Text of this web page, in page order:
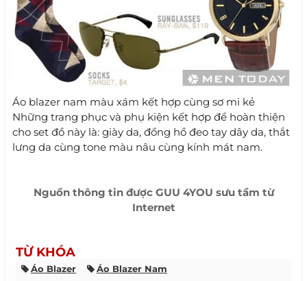
Áo blazer nam màu xám kết hợp cùng sơ mi kẻ
Những trang phục và phụ kiện kết hợp để hoàn thiện
cho set đồ này là: giày da, đồng hồ đeo tay dây da, thắt
lưng da cùng tone màu nâu cùng kính mát nam.
Nguồn thông tin được GUU 4YOU sưu tầm từ
Internet
TỪ KHÓA
Áo Blazer
Áo Blazer Nam